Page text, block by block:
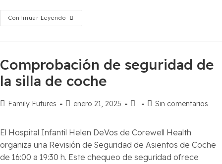
Continuar Leyendo
Comprobación de seguridad de
la silla de coche
Family Futures enero 21, 2025 Sin comentarios
El Hospital Infantil Helen DeVos de Corewell Health
organiza una Revisión de Seguridad de Asientos de Coche
de 16:00 a 19:30 h. Este chequeo de seguridad ofrece